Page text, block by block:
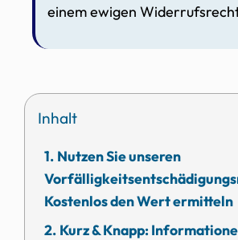
einem ewigen
Inhalt
Nutzen Sie unseren
Kostenlos den Wert ermitteln
Kurz & Knapp: